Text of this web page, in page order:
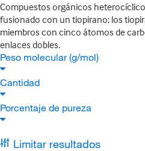
Compuestos orgánicos
fusionado con un tiopirano; los
miembros con cinco átomos de
enlaces dobles.
Peso molecular (g/mol)
Cantidad
Porcentaje de pureza
Limitar resultados